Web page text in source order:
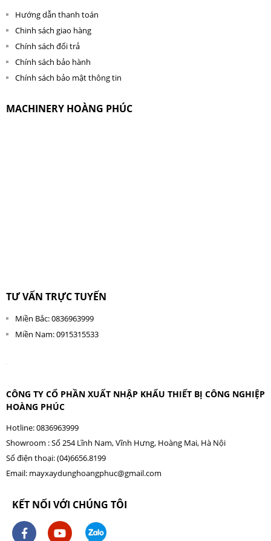
Hướng dẫn thanh toán
Chinh sách giao hàng
Chính sách đổi trả
Chính sách bảo hành
Chính sách bảo mật thông tin
MACHINERY HOÀNG PHÚC
TƯ VẤN TRỰC TUYẾN
Miền Bắc: 0836963999
Miền Nam: 0915315533
CÔNG TY CỔ PHẦN XUẤT NHẬP KHẨU THIẾT BỊ CÔNG NGHIỆP
HOÀNG PHÚC
Hotline: 0836963999
Showroom : Số 254 Lĩnh Nam, Vĩnh Hưng, Hoàng Mai, Hà Nội
Số điện thoại: (04)6656.8199
Email: mayxaydunghoangphuc@gmail.com
KẾT NỐI VỚI CHÚNG TÔI